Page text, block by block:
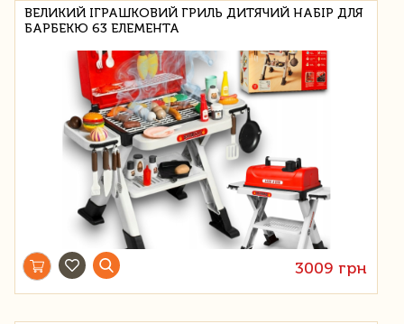
ВЕЛИКИЙ ІГРАШКОВИЙ ГРИЛЬ ДИТЯЧИЙ НАБІР ДЛЯ
БАРБЕКЮ 63 ЕЛЕМЕНТА
3009 грн